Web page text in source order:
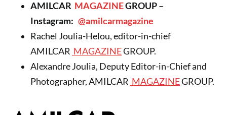
AMILCAR MAGAZINEGROUP –
Instagram: @amilcarmagazine
Rachel Joulia-Helou, editor-in-chief
AMILCAR MAGAZINEGROUP.
Alexandre Joulia, Deputy Editor-in-Chief and
Photographer, AMILCAR MAGAZINEGROUP.